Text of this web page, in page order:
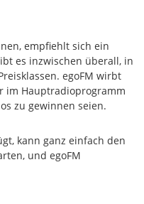
empfiehlt sich ein
es inzwischen überall, in
egoFM wirbt
im Hauptradioprogramm
zu gewinnen seien.
kann ganz einfach den
und egoFM